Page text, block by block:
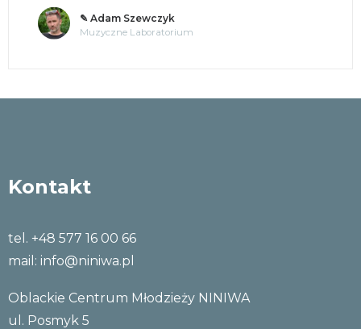
✎ Adam Szewczyk
Muzyczne Laboratorium
Kontakt
tel. +48 577 16 00 66
mail: info@niniwa.pl
Oblackie Centrum Młodzieży NINIWA
ul. Posmyk 5